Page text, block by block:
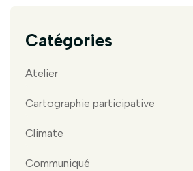
Catégories
Atelier
Cartographie participative
Climate
Communiqué